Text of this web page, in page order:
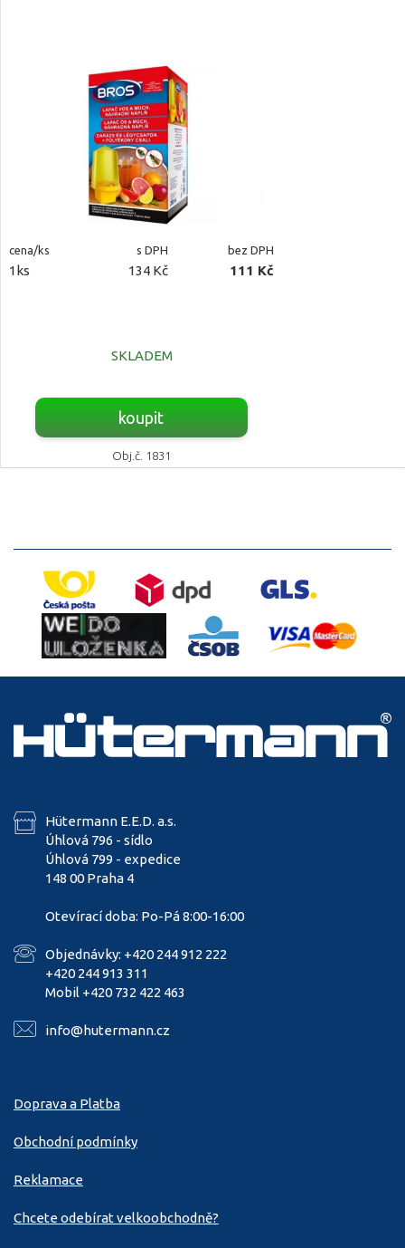
cena/ks s DPH bez DPH
1ks 134 Kč 111 Kč
SKLADEM
koupit
Obj.č. 1831
Hütermann E.E.D. a.s.
Úhlová 796 - sídlo
Úhlová 799 - expedice
148 00 Praha 4
Otevírací doba: Po-Pá 8:00-16:00
Objednávky: +420 244 912 222
+420 244 913 311
Mobil +420 732 422 463
info@hutermann.cz
Doprava a Platba
Obchodní podmínky
Reklamace
Chcete odebírat velkoobchodně?